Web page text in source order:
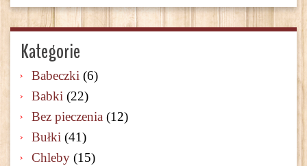
Kategorie
Babeczki (6)
Babki (22)
Bez pieczenia (12)
Bułki (41)
Chleby (15)